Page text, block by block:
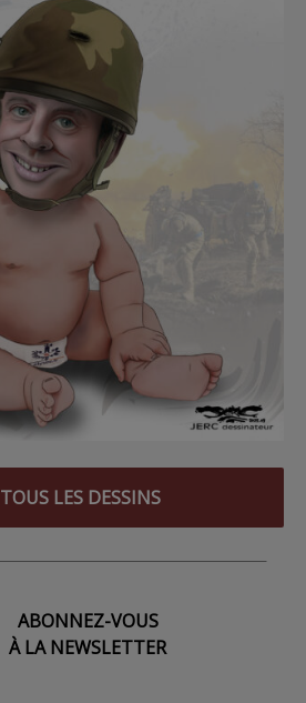
LES DESSINS
ABONNEZ-VOUS
À LA NEWSLETTER